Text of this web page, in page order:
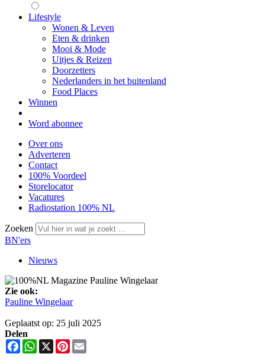
Lifestyle
Wonen & Leven
Eten & drinken
Mooi & Mode
Uitjes & Reizen
Doorzetters
Nederlanders in het buitenland
Food Places
Winnen
Word abonnee
Over ons
Adverteren
Contact
100% Voordeel
Storelocator
Vacatures
Radiostation 100% NL
Zoeken
BN'ers
Nieuws
Zie ook:
Pauline Wingelaar
Geplaatst op: 25 juli 2025
Delen
FacebookWhatsApp
X Pinterest